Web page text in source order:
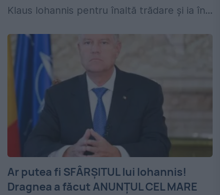
Klaus Iohannis pentru înaltă trădare și ia în...
Ar putea fi SFÂRȘITUL lui Iohannis!
Dragnea a făcut ANUNȚUL CEL MARE